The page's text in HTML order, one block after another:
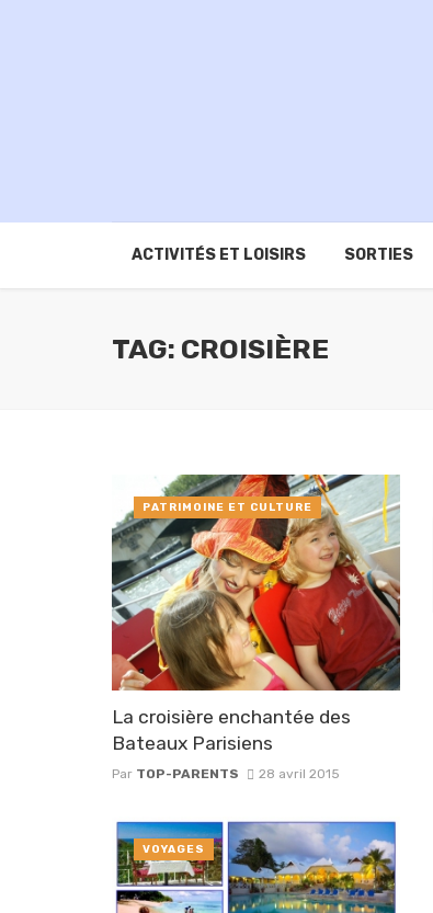
ACTIVITÉS ET LOISIRS SORTIES
TAG: CROISIÈRE
La croisière enchantée des
Bateaux Parisiens
Par TOP-PARENTS 28 avril 2015
PATRIMOINE ET CULTURE
VOYAGES